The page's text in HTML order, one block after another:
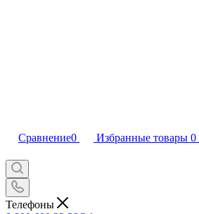
Сравнение0 Избранные товары 0
Телефоны